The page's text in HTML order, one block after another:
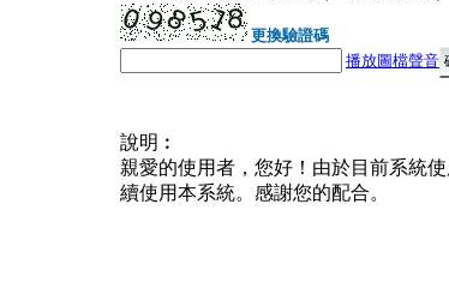
更換驗證碼
播放圖檔聲音
說明︰
親愛的使用者，您好！由於目前系統
續使用本系統。感謝您的配合。